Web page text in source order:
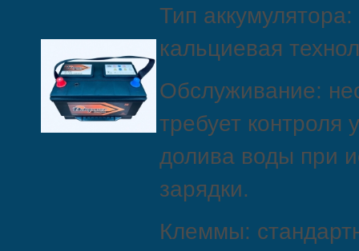
Тип
кальциевая
Обслуживание:
требует контроля
долива воды при
зарядки.
Клеммы: